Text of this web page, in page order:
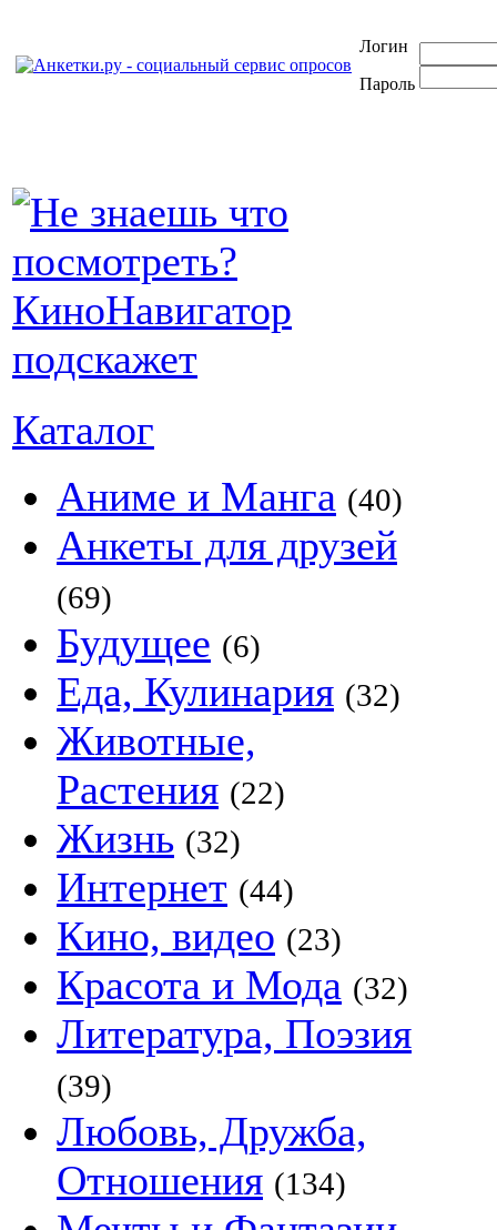
Логин
Пароль
Каталог
Аниме и Манга (40)
Анкеты для друзей
(69)
Будущее (6)
Еда, Кулинария (32)
Животные,
Растения (22)
Жизнь (32)
Интернет (44)
Кино, видео (23)
Красота и Мода (32)
Литература, Поэзия
(39)
Любовь, Дружба,
Отношения (134)